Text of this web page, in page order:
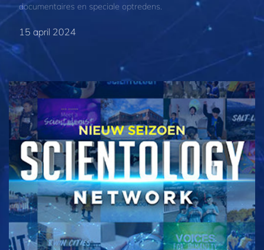
documentaires en speciale optredens.
15 april 2024